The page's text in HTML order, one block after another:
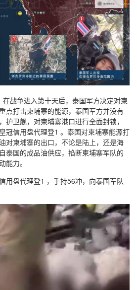
战争进入第十天后，泰国军方决定对柬
点打击柬埔寨的能源，泰国军方并没有
护卫舰，对柬埔寨港口进行全面封锁，
冠信用盘代理登1 。泰国对柬埔寨能源打
对柬埔寨的出口，不论是陆上，还是海
泰国的成品油供应，掐断柬埔寨军队的
能力。
用盘代理登1 ，手持56冲，向泰国军队